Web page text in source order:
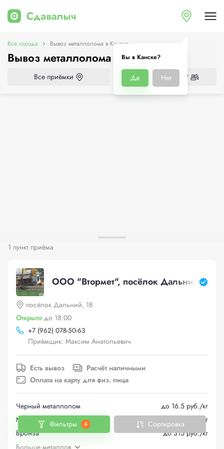
Вы в Канске?
Да Нет
Все города Вывоз металлолома в Канске
Вывоз металлолома в Канске
Все приёмки Нужен демонтаж?
1 пункт приёма
ООО "Втормет", посёлок Дальний, 18
посёлок Дальний, 18
Открыто до 18:00
+7 (962) 078-50-63
Приёмщик: Максим Анатольевич
Есть вывоз
Расчёт наличными
Оплата на карту для физ. лица
Черный металлолом
до 16.5 руб./кг
Медь
до 600 руб./кг
Бронза
до 315 руб./кг
Больше металлов
Фильтры 4 Сортировка